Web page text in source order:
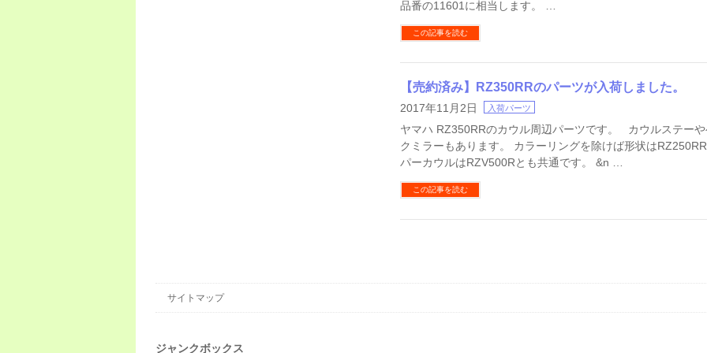
品番の11601に相当します。 …
この記事を読む
【売約済み】RZ350RRのパーツが入荷しました。
2017年11月2日 入荷パーツ
ヤマハ RZ350RRのカウル周辺パーツです。 カウルステー
クミラーもあります。 カラーリングを除けば形状は
パーカウルはRZV500Rとも共通です。 &n …
この記事を読む
サイトマップ
ジャンクボックス